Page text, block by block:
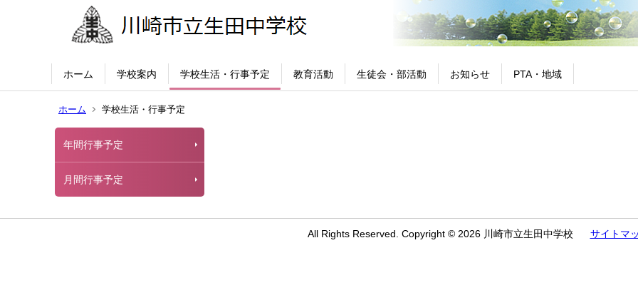
ホーム 学校案内 学校生活・行事予定 教育活動 生徒会・部活動 お知らせ PTA・地域
ホーム 学校生活・行事予定
年間行事予定
月間行事予定
All Rights Reserved. Copyright © 2026 川崎市立生田中学校 サイトマ